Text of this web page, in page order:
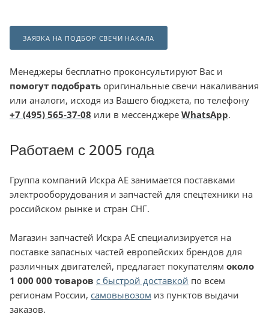
ЗАЯВКА НА ПОДБОР СВЕЧИ НАКАЛА
Менеджеры бесплатно проконсультируют Вас и
помогут подобрать оригинальные свечи накаливания
или аналоги, исходя из Вашего бюджета, по телефону
+7 (495) 565-37-08 или в мессенджере WhatsApp.
Работаем с 2005 года
Группа компаний Искра АЕ занимается поставками
электрооборудования и запчастей для спецтехники на
российском рынке и стран СНГ.
Магазин запчастей Искра АЕ специализируется на
поставке запасных частей европейских брендов для
различных двигателей, предлагает покупателям около
1 000 000 товаров с быстрой доставкой по всем
регионам России, самовывозом из пунктов выдачи
заказов.